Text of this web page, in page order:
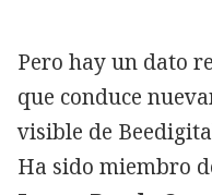
Pero hay un dato
que conduce
visible de
Ha sido miembro